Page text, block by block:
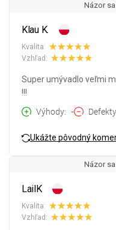
Názor
Klau K.
Kvalita:
Vzhľad:
Super umývadlo veľmi
!!!
Výhody
- Defekty
Ukážte pôvodný
Názor
LailK
Kvalita:
Vzhľad: